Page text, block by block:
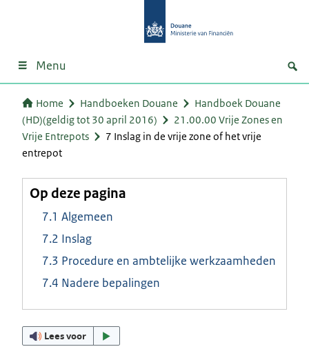
Menu
Home Handboeken Douane
Handboek Douane
(HD)(geldig tot 30 april 2016)
21.00.00 Vrije Zones en
Vrije Entrepots
7 Inslag in de vrije zone of het vrije
entrepot
Op deze pagina
7.1 Algemeen
7.2 Inslag
7.3 Procedure en ambtelijke werkzaamheden
7.4 Nadere bepalingen
Lees voor